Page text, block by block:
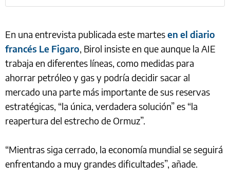
En una entrevista publicada este martesen el diario
francés Le Figaro, Birol insiste en que aunque la AIE
trabaja en diferentes líneas, como medidas para
ahorrar petróleo y gas y podría decidir sacar al
mercado una parte más importante de sus reservas
estratégicas, “la única, verdadera solución” es “la
reapertura del estrecho de Ormuz”.
“Mientras siga cerrado, la economía mundial se seguirá
enfrentando a muy grandes dificultades”, añade.